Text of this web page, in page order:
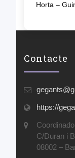
Horta –
Contacte
https://
C/Duran i
08002 –